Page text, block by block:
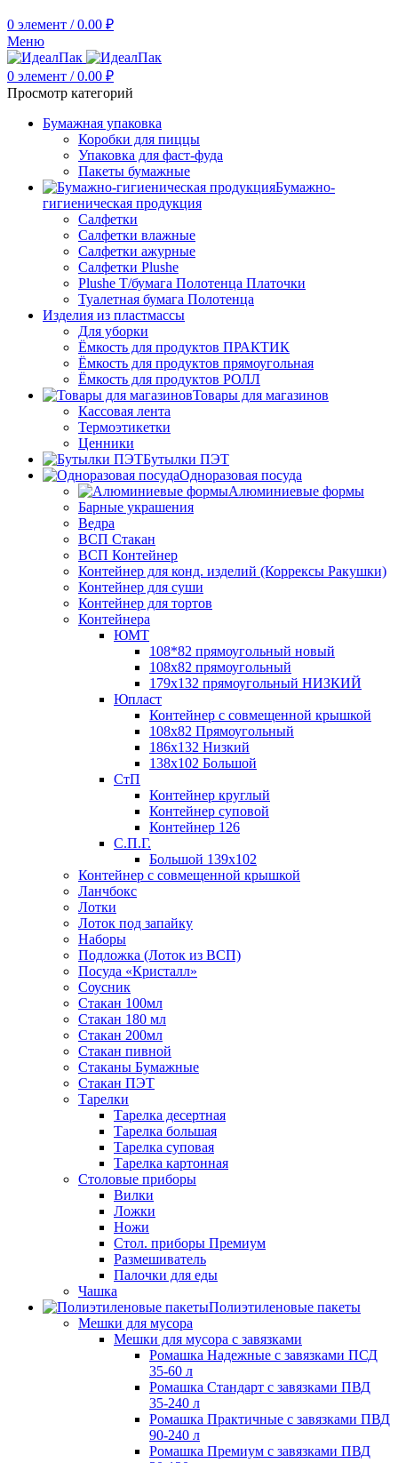
0 элемент / 0.00 ₽
Меню
0 элемент / 0.00 ₽
Просмотр категорий
Бумажная упаковка
Коробки для пиццы
Упаковка для фаст-фуда
Пакеты бумажные
Бумажно-
гигиеническая продукция
Салфетки
Салфетки влажные
Салфетки ажурные
Салфетки Plushe
Plushe Т/бумага Полотенца Платочки
Туалетная бумага Полотенца
Изделия из пластмассы
Для уборки
Ёмкость для продуктов ПРАКТИК
Ёмкость для продуктов прямоугольная
Ёмкость для продуктов РОЛЛ
Товары для магазинов
Кассовая лента
Термоэтикетки
Ценники
Бутылки ПЭТ
Одноразовая посуда
Алюминиевые формы
Барные украшения
Ведра
ВСП Стакан
ВСП Контейнер
Контейнер для конд. изделий (Коррексы Ракушки)
Контейнер для суши
Контейнер для тортов
Контейнера
ЮМТ
108*82 прямоугольный новый
108х82 прямоугольный
179х132 прямоугольный НИЗКИЙ
Юпласт
Контейнер с совмещенной крышкой
108х82 Прямоугольный
186х132 Низкий
138х102 Большой
СтП
Контейнер круглый
Контейнер суповой
Контейнер 126
С.П.Г.
Большой 139х102
Контейнер с совмещенной крышкой
Ланчбокс
Лотки
Лоток под запайку
Наборы
Подложка (Лоток из ВСП)
Посуда «Кристалл»
Соусник
Стакан 100мл
Стакан 180 мл
Стакан 200мл
Стакан пивной
Стаканы Бумажные
Стакан ПЭТ
Тарелки
Тарелка десертная
Тарелка большая
Тарелка суповая
Тарелка картонная
Столовые приборы
Вилки
Ложки
Ножи
Стол. приборы Премиум
Размешиватель
Палочки для еды
Чашка
Полиэтиленовые пакеты
Мешки для мусора
Мешки для мусора с завязками
Ромашка Надежные с завязками ПСД
35-60 л
Ромашка Стандарт с завязками ПВД
35-240 л
Ромашка Практичные с завязками ПВД
90-240 л
Ромашка Премиум с завязками ПВД